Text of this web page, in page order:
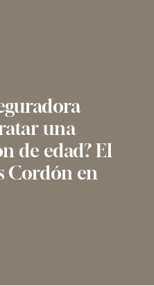
una
de edad? El
Cordón en